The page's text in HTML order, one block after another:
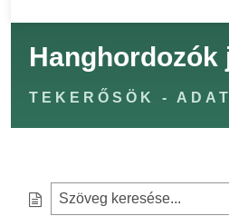
Hanghordozók
TEKERŐSÖK -